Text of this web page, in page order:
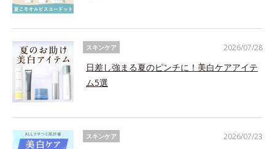
スキンケア
日差し強まる夏のピンチに！美白ケアアイテ
ム5選
2026/07/28
スキンケア 2026/07/23